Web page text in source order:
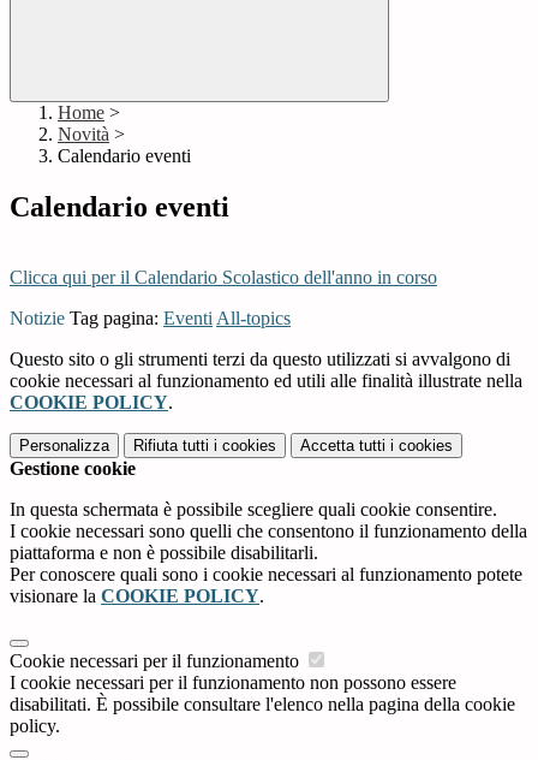
Home >
Novità >
Calendario eventi
Calendario eventi
Clicca qui per il Calendario Scolastico dell'anno in corso
Notizie Tag pagina: Eventi All-topics
Questo sito o gli strumenti terzi da questo utilizzati si avvalgono di
cookie necessari al funzionamento ed utili alle finalità illustrate nella
COOKIE POLICY.
Personalizza Rifiuta tutti i cookies Accetta tutti i cookies
Gestione cookie
In questa schermata è possibile scegliere quali cookie consentire.
I cookie necessari sono quelli che consentono il funzionamento della
piattaforma e non è possibile disabilitarli.
Per conoscere quali sono i cookie necessari al funzionamento potete
visionare la COOKIE POLICY.
Cookie necessari per il funzionamento
I cookie necessari per il funzionamento non possono essere
disabilitati. È possibile consultare l'elenco nella pagina della cookie
policy.